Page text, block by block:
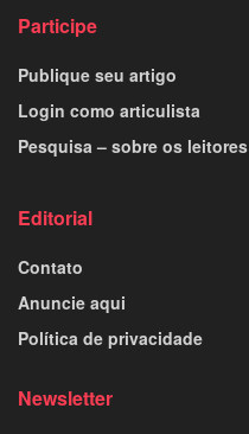
Participe
Publique seu artigo
Login como articulista
Pesquisa – sobre os leitores
Editorial
Contato
Anuncie aqui
Política de privacidade
Newsletter